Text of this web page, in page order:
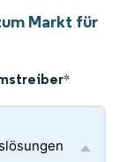
Markt für
*